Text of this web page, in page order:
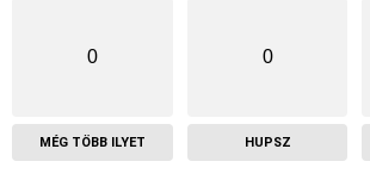
0
MÉG TÖBB ILYET
0
HUPSZ